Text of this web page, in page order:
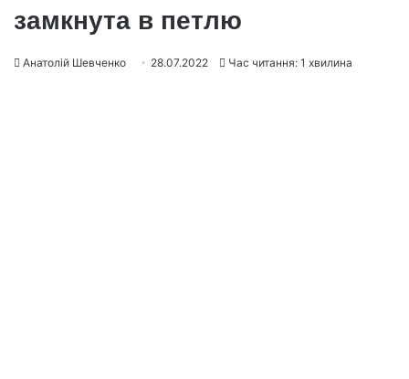
замкнута в петлю
Анатолій Шевченко 28.07.2022 Час читання: 1 хвилина